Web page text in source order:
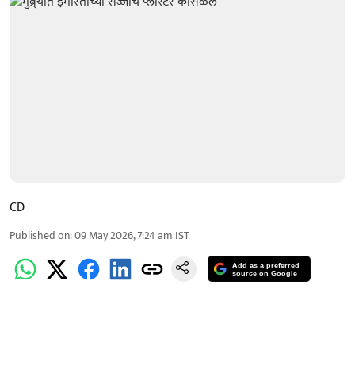
CD
Published on:09 May 2026, 7:24 am IST
Add as a preferred
source on Google